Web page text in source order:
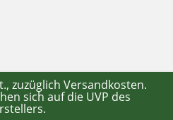
zuzüglich Versandkosten.
sich auf die UVP des